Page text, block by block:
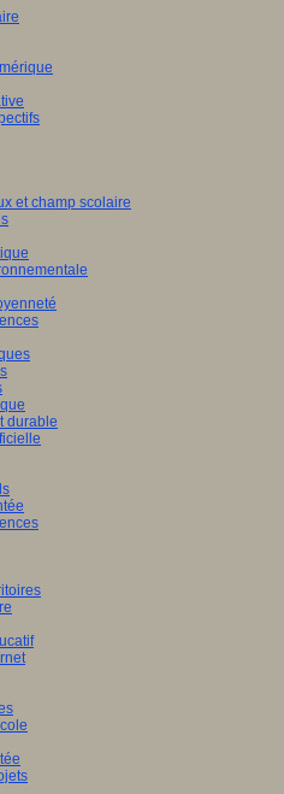
et champ scolaire
durable